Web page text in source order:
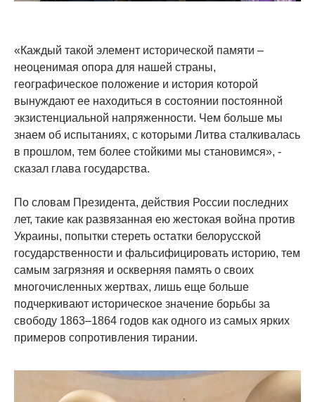
«Каждый такой элемент исторической памяти –
неоценимая опора для нашей страны,
географическое положение и история которой
вынуждают ее находиться в состоянии постоянной
экзистенциальной напряженности. Чем больше мы
знаем об испытаниях, с которыми Литва сталкивалась
в прошлом, тем более стойкими мы становимся», -
сказал глава государства.
По словам Президента, действия России последних
лет, такие как развязанная ею жестокая война против
Украины, попытки стереть остатки белорусской
государственности и фальсифицировать историю, тем
самым загрязняя и оскверняя память о своих
многочисленных жертвах, лишь еще больше
подчеркивают историческое значение борьбы за
свободу 1863–1864 годов как одного из самых ярких
примеров сопротивления тирании.